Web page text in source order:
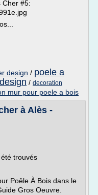
Cher #5:
design / poele a
/ decoration
mur pour poele a bois
à Alès -
trouvés
Poêle À Bois dans le
Gros Oeuvre.